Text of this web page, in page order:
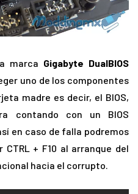
marca Gigabyte DualBIOS
uno de los componentes
madre es decir, el BIOS,
contando con un BIOS
en caso de falla podremos
+ F10 al arranque del
hacia el corrupto.